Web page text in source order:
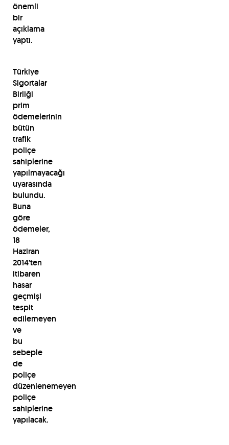
önemli
bir
açıklama
yaptı.
Türkiye
Sigortalar
Birliği
prim
ödemelerinin
bütün
trafik
poliçe
sahiplerine
yapılmayacağı
uyarasında
bulundu.
Buna
göre
ödemeler,
18
Haziran
2014’ten
itibaren
hasar
geçmişi
tespit
edilemeyen
ve
bu
sebeple
de
poliçe
düzenlenemeyen
poliçe
sahiplerine
yapılacak.